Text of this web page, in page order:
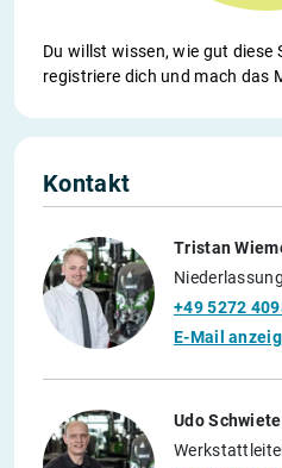
Du willst wissen, wie gut diese
registriere dich und mach das
Kontakt
Tristan
+49 5272
E-Mail
Udo